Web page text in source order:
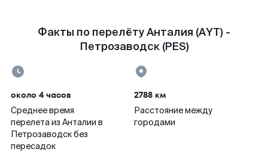
Факты по перелёту Анталия (AYT) -
Петрозаводск (PES)
около 4 часов
Среднее время
перелета из Анталии в
Петрозаводск без
пересадок
2788 км
Расстояние между
городами